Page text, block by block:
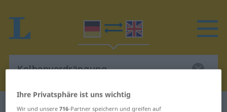
Deutsch-Englisch Wörterbuch
Ihre Privatsphäre ist uns wichtig
Wir und unsere716-Partner speichern und greifen auf